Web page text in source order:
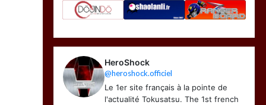
HeroShock
@heroshock.officiel
Le 1er site français à la pointe de
l'actualité Tokusatsu. The 1st french